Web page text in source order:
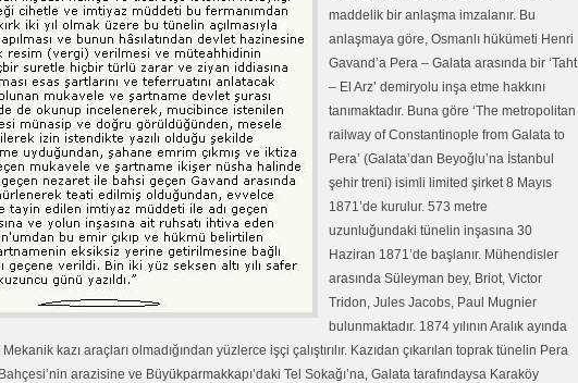
maddelik bir anlaşma imzalanır. Bu
anlaşmaya göre, Osmanlı hükümeti Henri
Gavand’a Pera – Galata arasında bir ‘Taht
– El Arz’ demiryolu inşa etme hakkını
tanımaktadır. Buna göre ‘The metropolitan
railway of Constantinople from Galata to
Pera’ (Galata’dan Beyoğlu’na İstanbul
şehir treni) isimli limited şirket 8 Mayıs
1871’de kurulur. 573 metre
uzunluğundaki tünelin inşasına 30
Haziran 1871’de başlanır. Mühendisler
arasında Süleyman bey, Briot, Victor
Tridon, Jules Jacobs, Paul Mugnier
bulunmaktadır. 1874 yılının Aralık ayında
kazı araçları olmadığından yüzlerce işçi çalıştırılır. Kazıdan çıkarılan toprak tünelin Pera
arazisine ve Büyükparmakkapı’daki Tel Sokağı’na, Galata tarafındaysa Karaköy